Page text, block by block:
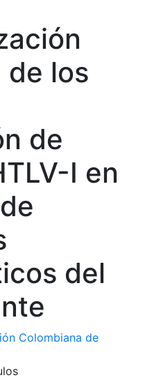
de los
de
I en
del
Colombiana de